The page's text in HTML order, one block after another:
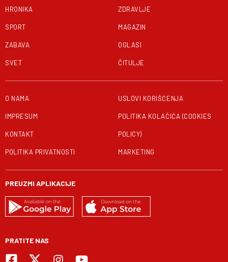
HRONIKA
SPORT
ZABAVA
SVET
ZDRAVLJE
MAGAZIN
OGLASI
ČITULJE
O NAMA
IMPRESUM
KONTAKT
POLITIKA PRIVATNOSTI
USLOVI KORIŠĆENJA
POLITIKA KOLAČIĆA (COOKIES
POLICY)
MARKETING
PREUZMI APLIKACIJE
PRATITE NAS